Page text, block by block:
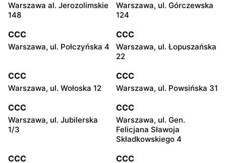
Warszawa al. Jerozolimskie
148
Warszawa, ul. Górczewska
124
CCC
Warszawa, ul. Połczyńska 4
CCC
Warszawa, ul. Łopuszańska
22
CCC
Warszawa, ul. Wołoska 12
CCC
Warszawa, ul. Powsińska 31
CCC
Warszawa, ul. Jubilerska
1/3
CCC
Warszawa, ul. Gen.
Felicjana Sławoja
Składkowskiego 4
CCC CCC